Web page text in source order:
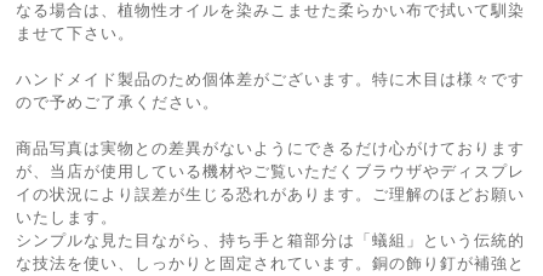
なる場合は、植物性オイルを染みこませた柔らかい布で拭いて馴染
ませて下さい。
ハンドメイド製品のため個体差がございます。特に木目は様々です
ので予めご了承ください。
商品写真は実物との差異がないようにできるだけ心がけております
が、当店が使用している機材やご覧いただくブラウザやディスプレ
イの状況により誤差が生じる恐れがあります。ご理解のほどお願い
いたします。
シンプルな見た目ながら、持ち手と箱部分は「蟻組」という伝統的
な技法を使い、しっかりと固定されています。銅の飾り釘が補強と